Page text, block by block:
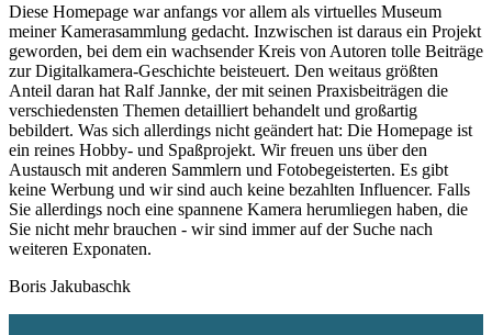
Diese Homepage war anfangs vor allem als virtuelles Museum
meiner Kamerasammlung gedacht. Inzwischen ist daraus ein Projekt
geworden, bei dem ein wachsender Kreis von Autoren tolle Beiträge
zur Digitalkamera-Geschichte beisteuert. Den weitaus größten
Anteil daran hat Ralf Jannke, der mit seinen Praxisbeiträgen die
verschiedensten Themen detailliert behandelt und großartig
bebildert. Was sich allerdings nicht geändert hat: Die Homepage ist
ein reines Hobby- und Spaßprojekt. Wir freuen uns über den
Austausch mit anderen Sammlern und Fotobegeisterten. Es gibt
keine Werbung und wir sind auch keine bezahlten Influencer. Falls
Sie allerdings noch eine spannene Kamera herumliegen haben, die
Sie nicht mehr brauchen - wir sind immer auf der Suche nach
weiteren Exponaten.
Boris Jakubaschk